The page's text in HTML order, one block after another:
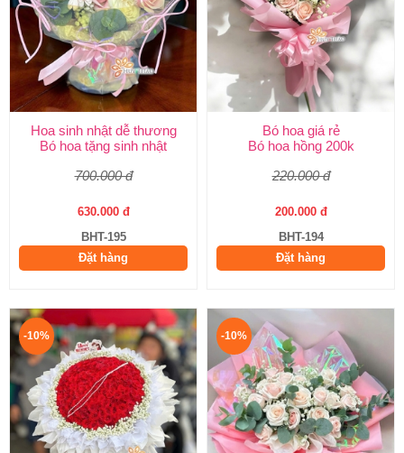
Hoa sinh nhật dễ thương
Bó hoa tặng sinh nhật
700.000 đ
630.000 đ
BHT-195
Đặt hàng
Bó hoa giá rẻ
Bó hoa hồng 200k
220.000 đ
200.000 đ
BHT-194
Đặt hàng
-10% -10%